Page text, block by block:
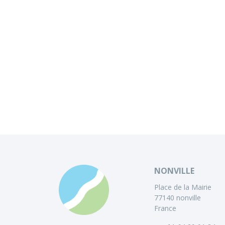
NONVILLE
Place de la Mairie
77140 nonville
France